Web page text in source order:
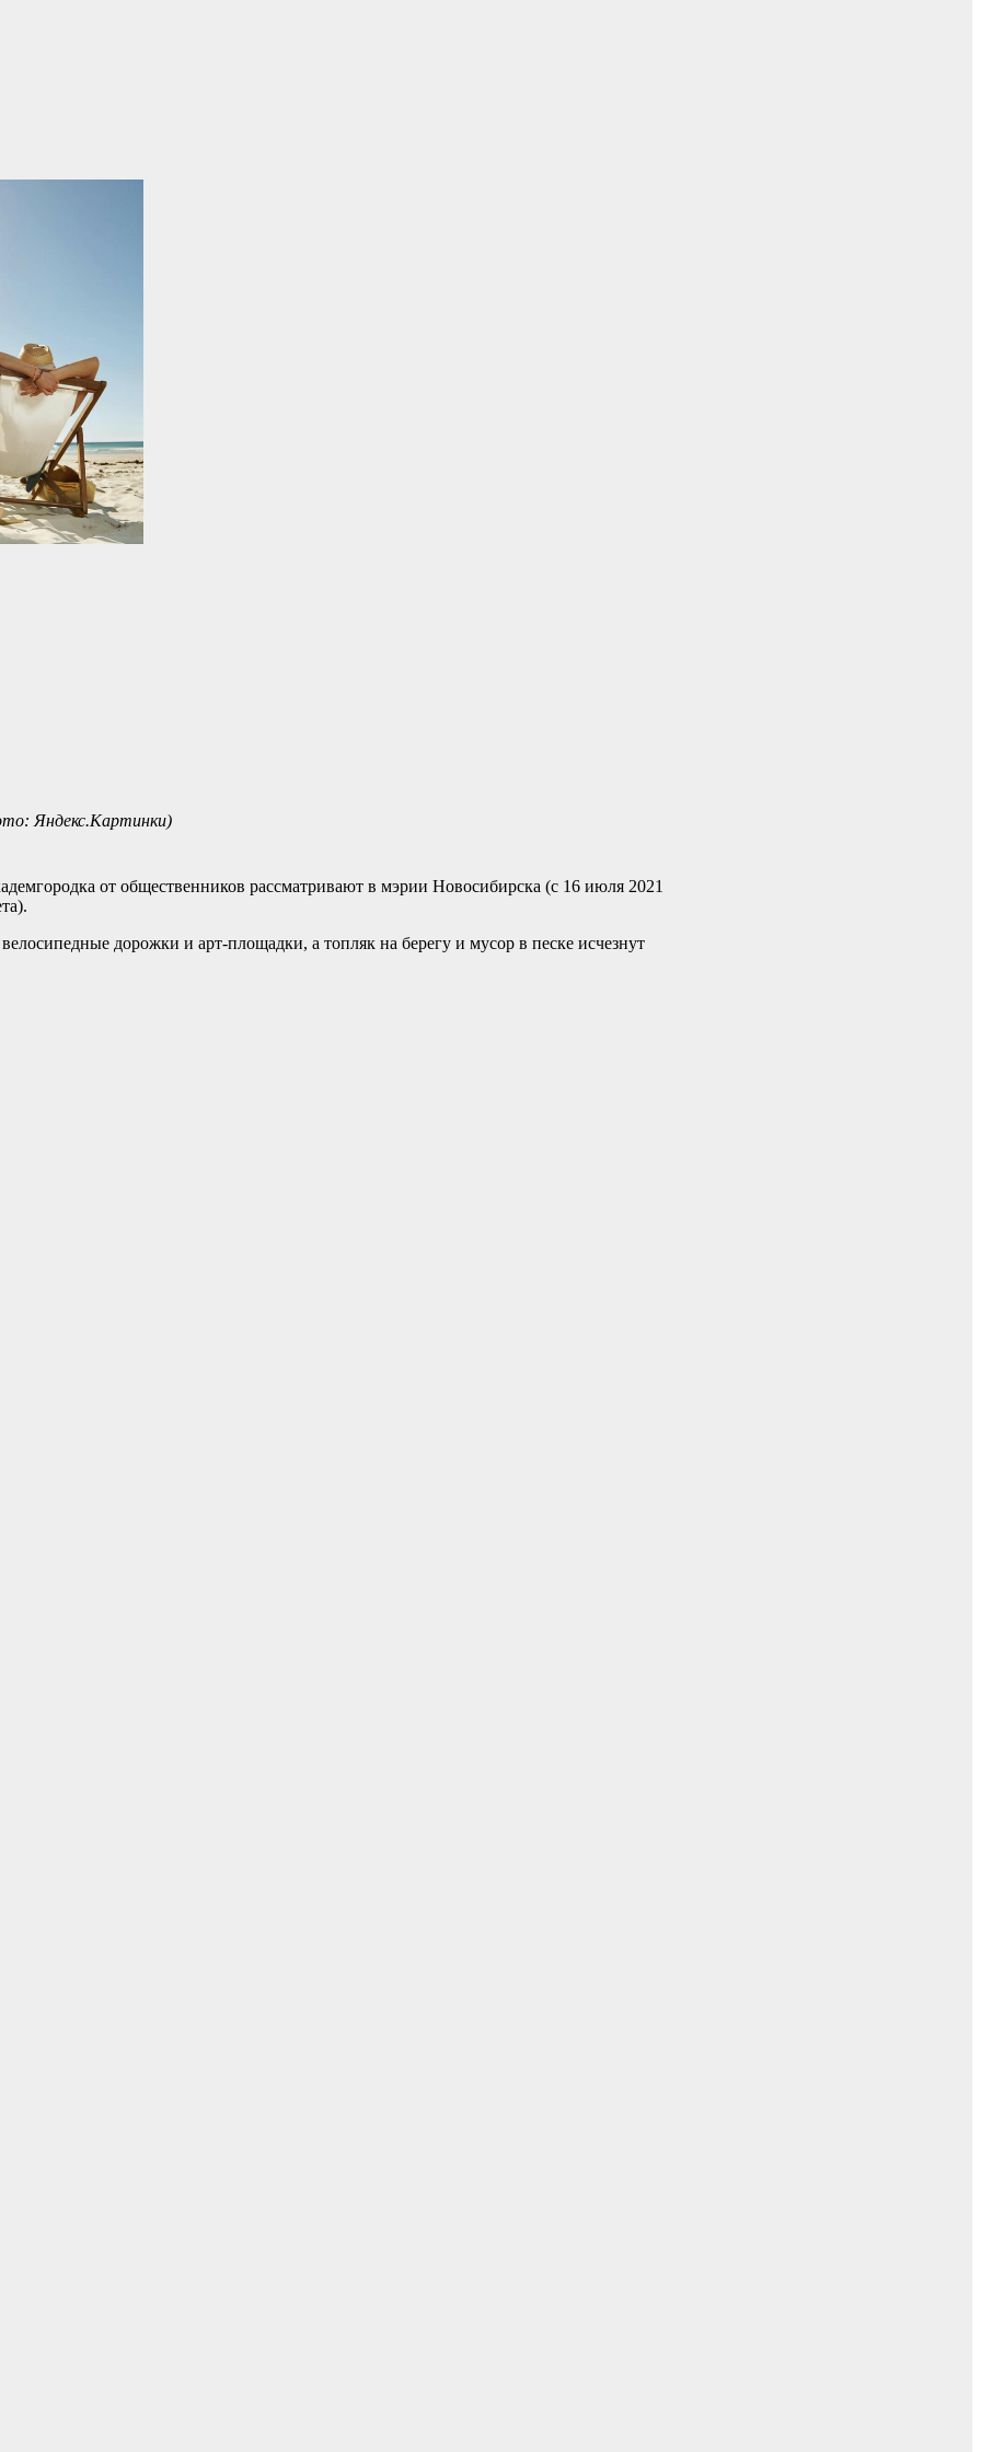
Яндекс.Картинки)
от общественников рассматривают в мэрии Новосибирска (с 16 июля 2021
дорожки и арт-площадки, а топляк на берегу и мусор в песке исчезнут